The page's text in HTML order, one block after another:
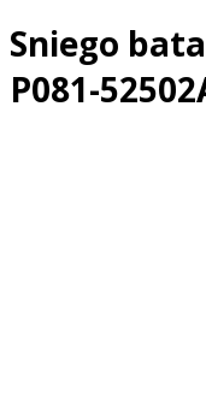
Sniego
P081-